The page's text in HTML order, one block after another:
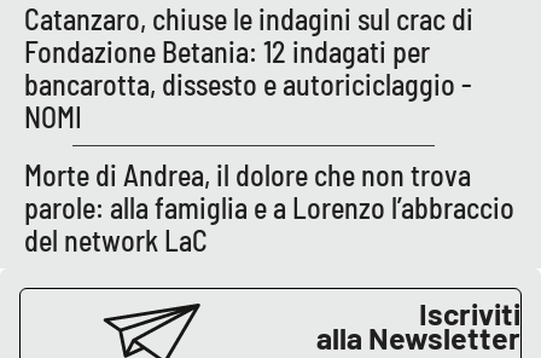
LA
CALABRIAVISIONE
Destinazioni
Eventi
Food
Catanzaro, chiuse le indagini sul crac di
Fondazione Betania: 12 indagati per
bancarotta, dissesto e autoriciclaggio -
NOMI
Morte di Andrea, il dolore che non trova
parole: alla famiglia e a Lorenzo l’abbraccio
del network LaC
Iscriviti
alla Newsletter